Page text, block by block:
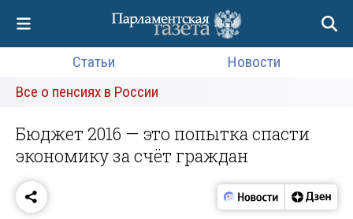
Статьи
Новости
Все о пенсиях в России
Бюджет 2016 — это попытка спасти
экономику за счёт граждан